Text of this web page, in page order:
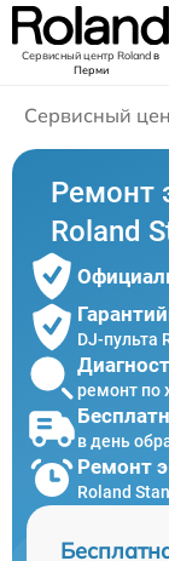
Сервисный центр Rolandв
Перми
Сервисный
Ремонт
Roland
DJ-пульта
ремонт по
в день
Ремонт
Roland